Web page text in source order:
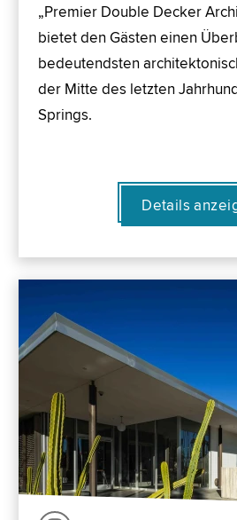
„Premier Double Decker
bietet den Gästen einen
bedeutendsten
der Mitte des letzten
Springs.
Details